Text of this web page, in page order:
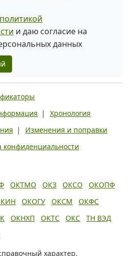
политикой
и даю согласие на
данных
|
Хронология
|
Изменения и поправки
конфиденциальности
ОКТМО ОКЗ ОКСО
ОКОПФ
ОКОГУ ОКСМ
ОКФС
ОКНХП ОКТС ОКС
ТН ВЭД
характер,